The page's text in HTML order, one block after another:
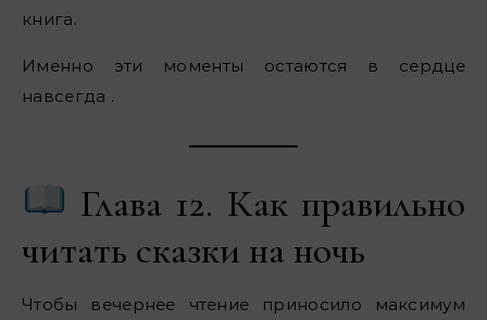
книга.
Именно эти моменты остаются в сердце
навсегда .
Глава 12. Как правильно
читать сказки на ночь
Чтобы вечернее чтение приносило максимум